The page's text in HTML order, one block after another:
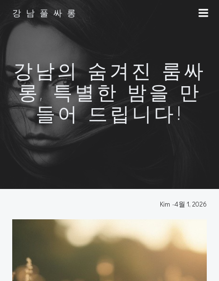
강남풀싸롱
강남의 숨겨진 룸싸
롱, 특별한 밤을 만
들어 드립니다!
Kim -4월 1, 2026